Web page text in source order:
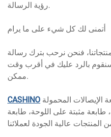
رؤية الرسالة.
أتمنى لك كل شيء على ما يرام
فنحن نرحب بترك رسالة
بالرد عليك في أقرب وقت
ممكن.
CASHINO